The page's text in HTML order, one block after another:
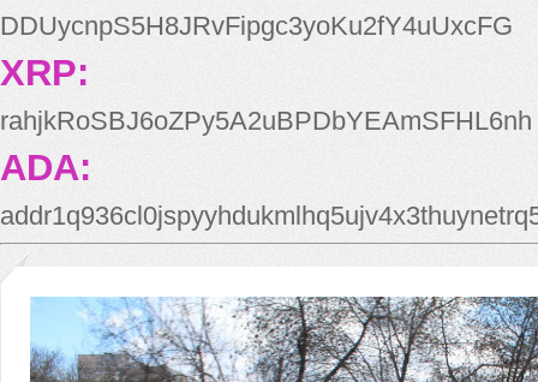
DDUycnpS5H8JRvFipgc3yoKu2fY4uUxcFG
XRP:
rahjkRoSBJ6oZPy5A2uBPDbYEAmSFHL6nh
ADA: